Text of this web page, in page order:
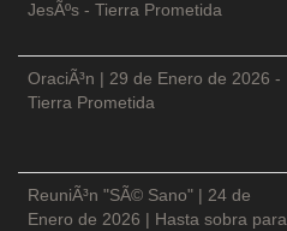
JesÃºs - Tierra Prometida
OraciÃ³n | 29 de Enero de 2026 -
Tierra Prometida
ReuniÃ³n "SÃ© Sano" | 24 de
Enero de 2026 | Hasta sobra para